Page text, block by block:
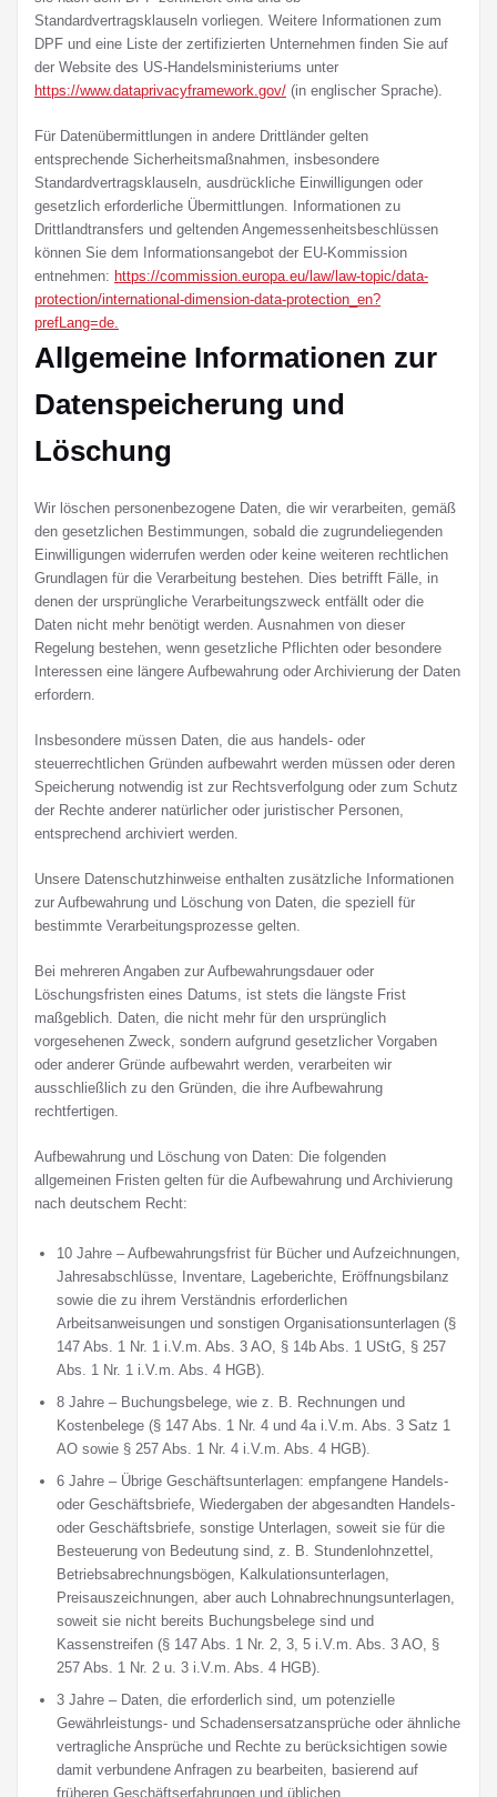
Standardvertragsklauseln vorliegen. Weitere Informationen zum
DPF und eine Liste der zertifizierten Unternehmen finden Sie auf
der Website des US-Handelsministeriums unter
https://www.dataprivacyframework.gov/ (in englischer Sprache).
Für Datenübermittlungen in andere Drittländer gelten
entsprechende Sicherheitsmaßnahmen, insbesondere
Standardvertragsklauseln, ausdrückliche Einwilligungen oder
gesetzlich erforderliche Übermittlungen. Informationen zu
Drittlandtransfers und geltenden Angemessenheitsbeschlüssen
können Sie dem Informationsangebot der EU-Kommission
entnehmen: https://commission.europa.eu/law/law-topic/data-
protection/international-dimension-data-protection_en?
prefLang=de.
Allgemeine Informationen zur
Datenspeicherung und
Löschung
Wir löschen personenbezogene Daten, die wir verarbeiten, gemäß
den gesetzlichen Bestimmungen, sobald die zugrundeliegenden
Einwilligungen widerrufen werden oder keine weiteren rechtlichen
Grundlagen für die Verarbeitung bestehen. Dies betrifft Fälle, in
denen der ursprüngliche Verarbeitungszweck entfällt oder die
Daten nicht mehr benötigt werden. Ausnahmen von dieser
Regelung bestehen, wenn gesetzliche Pflichten oder besondere
Interessen eine längere Aufbewahrung oder Archivierung der Daten
erfordern.
Insbesondere müssen Daten, die aus handels- oder
steuerrechtlichen Gründen aufbewahrt werden müssen oder deren
Speicherung notwendig ist zur Rechtsverfolgung oder zum Schutz
der Rechte anderer natürlicher oder juristischer Personen,
entsprechend archiviert werden.
Unsere Datenschutzhinweise enthalten zusätzliche Informationen
zur Aufbewahrung und Löschung von Daten, die speziell für
bestimmte Verarbeitungsprozesse gelten.
Bei mehreren Angaben zur Aufbewahrungsdauer oder
Löschungsfristen eines Datums, ist stets die längste Frist
maßgeblich. Daten, die nicht mehr für den ursprünglich
vorgesehenen Zweck, sondern aufgrund gesetzlicher Vorgaben
oder anderer Gründe aufbewahrt werden, verarbeiten wir
ausschließlich zu den Gründen, die ihre Aufbewahrung
rechtfertigen.
Aufbewahrung und Löschung von Daten: Die folgenden
allgemeinen Fristen gelten für die Aufbewahrung und Archivierung
nach deutschem Recht:
10 Jahre – Aufbewahrungsfrist für Bücher und Aufzeichnungen,
Jahresabschlüsse, Inventare, Lageberichte, Eröffnungsbilanz
sowie die zu ihrem Verständnis erforderlichen
Arbeitsanweisungen und sonstigen Organisationsunterlagen (§
147 Abs. 1 Nr. 1 i.V.m. Abs. 3 AO, § 14b Abs. 1 UStG, § 257
Abs. 1 Nr. 1 i.V.m. Abs. 4 HGB).
8 Jahre – Buchungsbelege, wie z. B. Rechnungen und
Kostenbelege (§ 147 Abs. 1 Nr. 4 und 4a i.V.m. Abs. 3 Satz 1
AO sowie § 257 Abs. 1 Nr. 4 i.V.m. Abs. 4 HGB).
6 Jahre – Übrige Geschäftsunterlagen: empfangene Handels-
oder Geschäftsbriefe, Wiedergaben der abgesandten Handels-
oder Geschäftsbriefe, sonstige Unterlagen, soweit sie für die
Besteuerung von Bedeutung sind, z. B. Stundenlohnzettel,
Betriebsabrechnungsbögen, Kalkulationsunterlagen,
Preisauszeichnungen, aber auch Lohnabrechnungsunterlagen,
soweit sie nicht bereits Buchungsbelege sind und
Kassenstreifen (§ 147 Abs. 1 Nr. 2, 3, 5 i.V.m. Abs. 3 AO, §
257 Abs. 1 Nr. 2 u. 3 i.V.m. Abs. 4 HGB).
3 Jahre – Daten, die erforderlich sind, um potenzielle
Gewährleistungs- und Schadensersatzansprüche oder ähnliche
vertragliche Ansprüche und Rechte zu berücksichtigen sowie
damit verbundene Anfragen zu bearbeiten, basierend auf
früheren Geschäftserfahrungen und üblichen